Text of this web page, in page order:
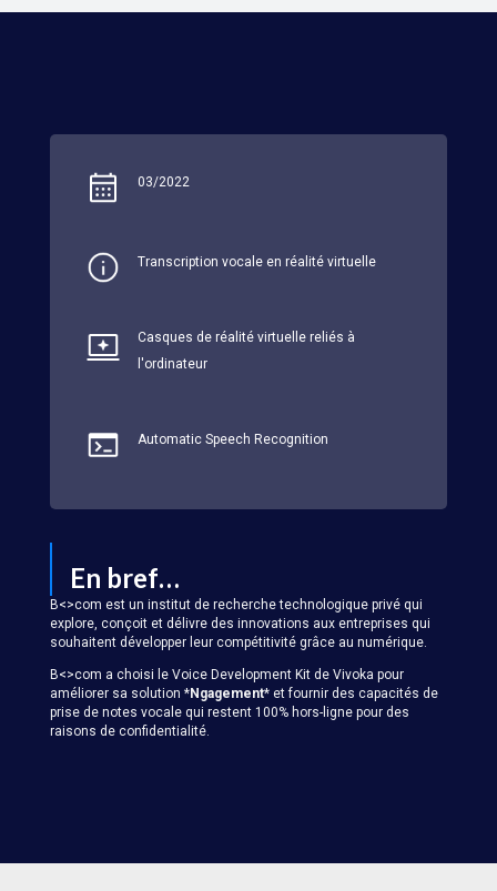
03/2022
Transcription vocale en réalité virtuelle
Casques de réalité virtuelle reliés à
l'ordinateur
Automatic Speech Recognition
En bref…
B<>com est un institut de recherche technologique privé qui
explore, conçoit et délivre des innovations aux entreprises qui
souhaitent développer leur compétitivité grâce au numérique.
B<>com a choisi le Voice Development Kit de Vivoka pour
améliorer sa solution *Ngagement* et fournir des capacités de
prise de notes vocale qui restent 100% hors-ligne pour des
raisons de confidentialité.